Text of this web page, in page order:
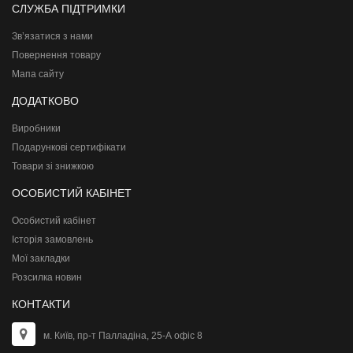
СЛУЖБА ПІДТРИМКИ
Зв’язатися з нами
Повернення товару
Мапа сайту
ДОДАТКОВО
Виробники
Подарункові сертифікати
Товари зі знижкою
ОСОБИСТИЙ КАБІНЕТ
Особистий кабінет
Історія замовлень
Мої закладки
Розсилка новин
КОНТАКТИ
м. Київ, пр-т Палладіна, 25-А офіс 8